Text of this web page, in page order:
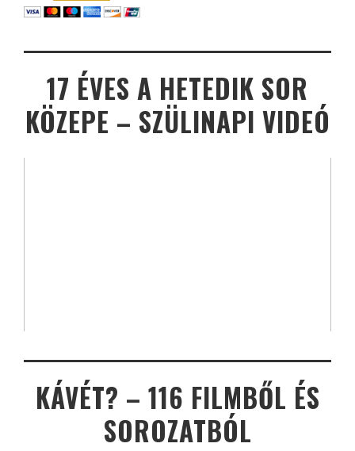
17 ÉVES A HETEDIK SOR
KÖZEPE – SZÜLINAPI VIDEÓ
KÁVÉT? – 116 FILMBŐL ÉS
SOROZATBÓL